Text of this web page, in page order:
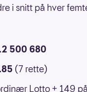
i snitt på hver
500 680
(7 rette)
Lotto + 149